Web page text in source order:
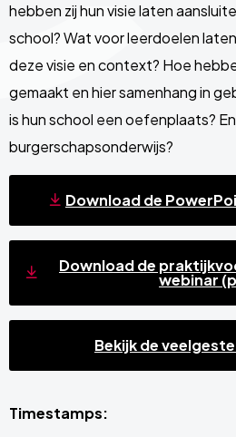
hebben zij hun visie laten
school? Wat voor leerdoelen
deze visie en context? Hoe
gemaakt en hier samenhang in
is hun school een oefenplaats?
burgerschapsonderwijs?
Download de
Download de
webinar
Bekijk de
Timestamps: